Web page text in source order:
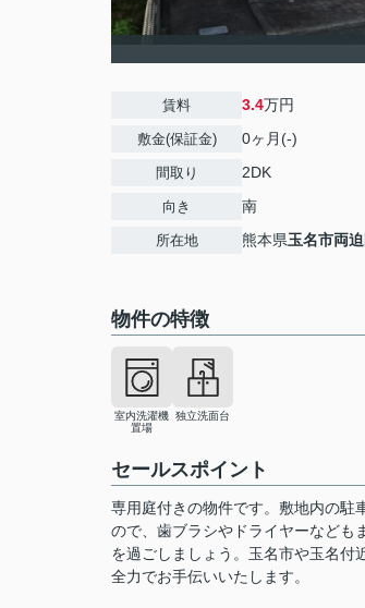
賃料 3.4万円
敷金(保証金) 0ヶ月(-)
間取り 2DK
向き 南
所在地 熊本県玉名市両
物件の特徴
室内洗濯機
置場
独立洗面台
セールスポイント
専用庭付きの物件です。敷地内の駐
ので、歯ブラシやドライヤーなども
を過ごしましょう。玉名市や玉名付
全力でお手伝いいたします。